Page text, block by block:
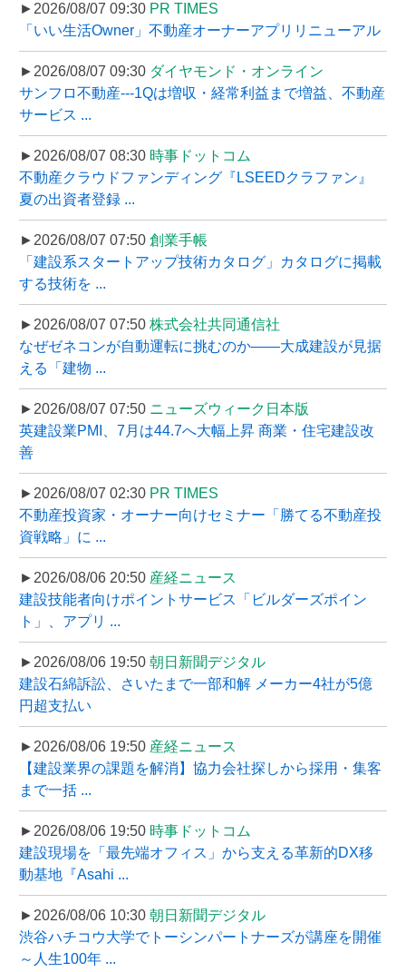
►2026/08/07 09:30 PR TIMES
「いい生活Owner」不動産オーナーアプリリニューアル
►2026/08/07 09:30 ダイヤモンド・オンライン
サンフロ不動産---1Qは増収・経常利益まで増益、不動産
サービス ...
►2026/08/07 08:30 時事ドットコム
不動産クラウドファンディング『LSEEDクラファン』
夏の出資者登録 ...
►2026/08/07 07:50 創業手帳
「建設系スタートアップ技術カタログ」カタログに掲載
する技術を ...
►2026/08/07 07:50 株式会社共同通信社
なぜゼネコンが自動運転に挑むのか――大成建設が見据
える「建物 ...
►2026/08/07 07:50 ニューズウィーク日本版
英建設業PMI、7月は44.7へ大幅上昇 商業・住宅建設改
善
►2026/08/07 02:30 PR TIMES
不動産投資家・オーナー向けセミナー「勝てる不動産投
資戦略」に ...
►2026/08/06 20:50 産経ニュース
建設技能者向けポイントサービス「ビルダーズポイン
ト」、アプリ ...
►2026/08/06 19:50 朝日新聞デジタル
建設石綿訴訟、さいたまで一部和解 メーカー4社が5億
円超支払い
►2026/08/06 19:50 産経ニュース
【建設業界の課題を解消】協力会社探しから採用・集客
まで一括 ...
►2026/08/06 19:50 時事ドットコム
建設現場を「最先端オフィス」から支える革新的DX移
動基地『Asahi ...
►2026/08/06 10:30 朝日新聞デジタル
渋谷ハチコウ大学でトーシンパートナーズが講座を開催
～人生100年 ...